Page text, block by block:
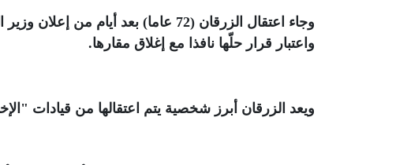
وجاء اعتقال الزرقان (72 عاما) بعد
واعتبار قرار حلّها نافذا مع إغلاق مقارها.
ويعد الزرقان أبرز شخصية يتم اعتقالها من قيادات